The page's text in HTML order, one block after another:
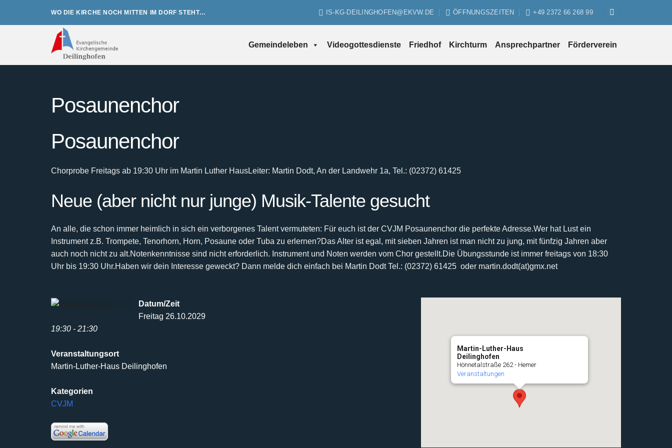
WO DIE KIRCHE NOCH MITTEN IM DORF STEHT… IS-KG-DEILINGHOFEN@EKVW.DE ÖFFNUNGSZEITEN +49 2372 66 268 99
Gemeindeleben Videogottesdienste Friedhof Kirchturm Ansprechpartner Förderverein
Posaunenchor
Posaunenchor
Chorprobe Freitags ab 19:30 Uhr im Martin Luther HausLeiter: Martin Dodt, An der Landwehr 1a, Tel.: (02372) 61425
Neue (aber nicht nur junge) Musik-Talente gesucht
An alle, die schon immer heimlich in sich ein verborgenes Talent vermuteten: Für euch ist der CVJM Posaunenchor die perfekte Adresse.Wer hat Lust ein
Instrument z.B. Trompete, Tenorhorn, Horn, Posaune oder Tuba zu erlernen?Das Alter ist egal, mit sieben Jahren ist man nicht zu jung, mit fünfzig Jahren aber
auch noch nichtzu alt.Notenkenntnisse sind nicht erforderlich. Instrument und Noten werden vom Chor gestellt.Die Übungsstunde ist immer freitags von 18:30
Uhr bis 19:30 Uhr.Haben wir dein Interesse geweckt? Dann melde dich einfach bei Martin Dodt Tel.: (02372) 61425 oder martin.dodt(at)gmx.net
Martin-Luther-Haus
Deilinghofen
Hönnetalstraße 262 - Hemer
Veranstaltungen
Datum/Zeit
Freitag 26.10.2029
19:30 - 21:30
Veranstaltungsort
Martin-Luther-Haus Deilinghofen
Kategorien
CVJM